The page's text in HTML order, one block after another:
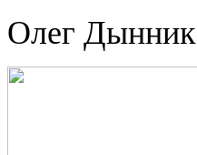
Олег Дынник